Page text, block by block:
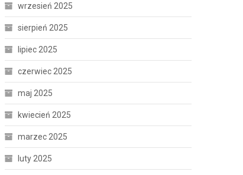
wrzesień 2025
sierpień 2025
lipiec 2025
czerwiec 2025
maj 2025
kwiecień 2025
marzec 2025
luty 2025